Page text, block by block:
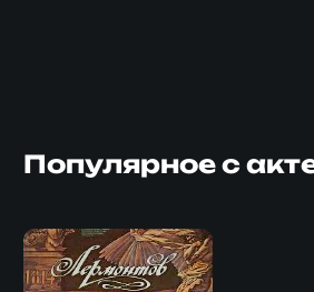
Популярное с